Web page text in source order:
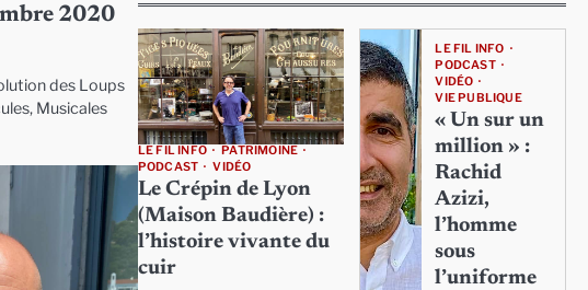
2020
des Loups
Musicales
LE FIL INFO
PATRIMOINE
PODCAST
VIDÉO
Le Crépin de Lyon
(Maison Baudière) :
l’histoire vivante du
cuir
LE FIL INFO
PODCAST
VIDÉO
VIE PUBLIQUE
« Un sur un
million » :
Rachid
Azizi,
l’homme
sous
l’uniforme